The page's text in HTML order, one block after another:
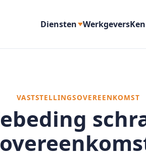
Diensten Werkgevers
VASTSTELLINGSOVEREENKOMST